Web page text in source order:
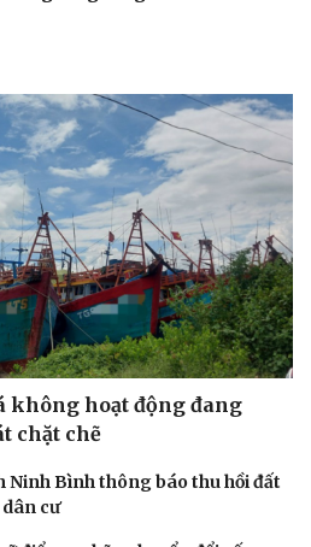
Podcast
Đọc truyện đêm khuya
không hoạt động đang
chặt chẽ
Ninh Bình thông báo thu hồi đất
cư